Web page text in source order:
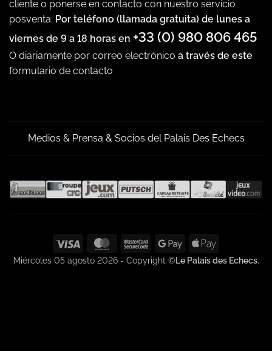
cliente o ponerse en contacto con nuestro servicio
posventa: Por teléfono (llamada gratuita) de lunes a
viernes de 9 a 18 horas en +33 (0) 980 806 465
O diariamente por correo electrónico a través de este
formulario de contacto
Medios & Prensa & Socios del Palais Des Echecs
Visa MasterCardMasterCard
2
Google
Pay
Apple
Pay
Miércoles 05 agosto 2026 - Copyright ©Le Palais des Echecs.